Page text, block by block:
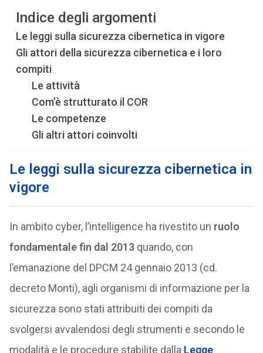
Indice degli argomenti
Le leggi sulla sicurezza cibernetica in vigore
Gli attori della sicurezza cibernetica e i loro
compiti
Le attività
Com’è strutturato il COR
Le competenze
Gli altri attori coinvolti
Le leggi sulla sicurezza cibernetica in
vigore
In ambito cyber, l’intelligence ha rivestito un ruolo
fondamentale fin dal 2013quando, con
l’emanazione del DPCM 24 gennaio 2013 (cd.
decreto Monti), agli organismi di informazione per la
sicurezza sono stati attribuiti dei compiti da
svolgersi avvalendosi degli strumenti e secondo le
modalità e le procedure stabilite dalla Legge